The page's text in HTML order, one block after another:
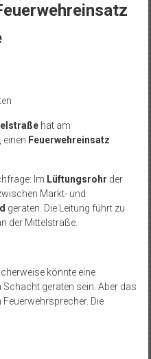
hat am
einen Feuerwehreinsatz
Im Lüftungsrohr der
Markt- und
geraten. Die Leitung führt zu
der Mittelstraße.
könnte eine
Schacht geraten sein. Aber das
Feuerwehrsprecher. Die